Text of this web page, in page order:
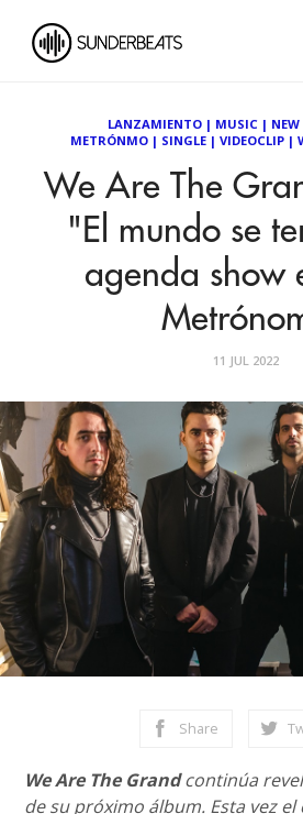
LANZAMIENTO| MUSIC|
METRÓNMO | SINGLE | VIDEOCLIP |
We Are The
"El mundo se
agenda show
11 JUL 2022
Share
We Are The Grand continúa
de su próximo álbum. Esta vez